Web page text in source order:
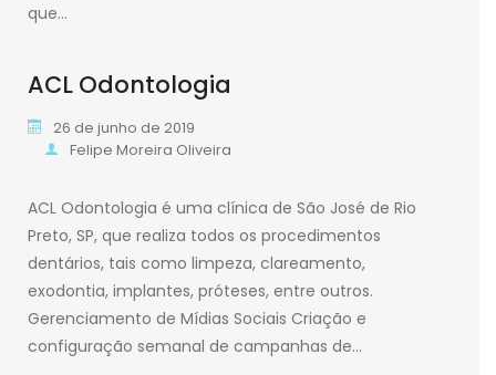
que…
Leia mais
ACL Odontologia
26 de junho de 2019
Felipe Moreira Oliveira
ACL Odontologia é uma clínica de São José de Rio
Preto, SP, que realiza todos os procedimentos
dentários, tais como limpeza, clareamento,
exodontia, implantes, próteses, entre outros.
Gerenciamento de Mídias Sociais Criação e
configuração semanal de campanhas de…